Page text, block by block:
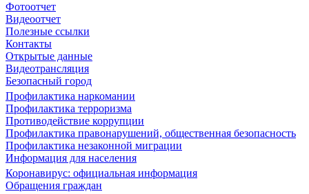
Фотоотчет
Видеоотчет
Полезные ссылки
Контакты
Открытые данные
Видеотрансляция
Безопасный город
Профилактика наркомании
Профилактика терроризма
Противодействие коррупции
Профилактика правонарушений, общественная безопасность
Профилактика незаконной миграции
Информация для населения
Коронавирус: официальная информация
Обращения граждан